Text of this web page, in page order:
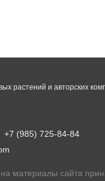
+7 (985) 725-84-84
материалы сайта